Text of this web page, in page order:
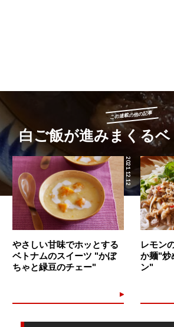
この連載の他の記事
白ご飯が進みまくる
2021.12.12
やさしい甘味でホッとする
ベトナムのスイーツ "かぼ
ちゃと緑豆のチェー"
レモン
か麺"炒
ン"